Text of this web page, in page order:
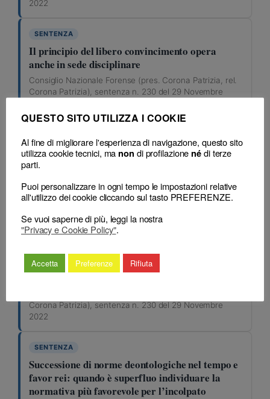
2022
SENTENZA
Il principio del libero convincimento opera
anche in sede disciplinare
Consiglio Nazionale Forense (pres. Corona Patrizia, rel.
Corona Patrizia), sentenza n. 230 del 29 Novembre
La querela calunniosa del cliente non comporta
automatica responsabilità per il legale che
Consiglio Nazionale Forense (pres. Corona Patrizia, rel.
2022
Favor rei: il nuovo codice deontologico si applica
retroattivamente, se più favorevole all’incolpato
Corona Patrizia), sentenza n. 230 del 29 Novembre
2022
SENTENZA
Successione di norme deontologiche nel tempo e
favor rei: quando è superfluo individuare la
normativa più favorevole per l’incolpato
QUESTO SITO UTILIZZA I COOKIE
Al fine di migliorare l'esperienza di navigazione, questo sito
utilizza cookie tecnici, ma non di profilazione nédi terze
parti.
Puoi personalizzare in ogni tempo le impostazioni relative
all'utilizzo dei cookie cliccando sul tasto PREFERENZE.
Se vuoi saperne di più, leggi la nostra
"Privacy e Cookie Policy".
Accetta Preferenze Rifiuta